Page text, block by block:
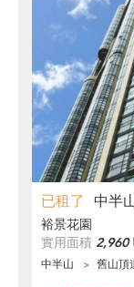
已租了 中半
裕景花園
實用面積 2,960
中半山 舊山頂